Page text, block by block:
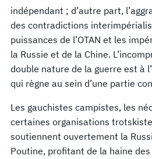
indépendant ; d’autre part,
des contradictions
puissances de l’OTAN et les
la Russie et de la Chine.
double nature de la guerre est à
qui règne au sein d’une partie
Les gauchistes campistes, les
certaines organisations
soutiennent ouvertement la
Poutine, profitant de la haine